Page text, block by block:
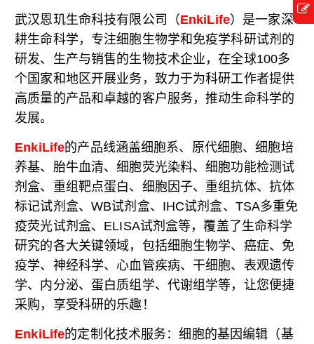
武汉恩玑生命科技有限公司（EnkiLife）是一家深
耕生命科学，专注细胞生物学和免疫学科研试剂的
研发、生产与销售的生物技术企业，在全球100多
个国家和地区开展业务，致力于为科研工作者提供
高质量的产品和卓越的客户服务，推动生命科学的
发展。
EnkiLife的产品线涵盖细胞系、原代细胞、细胞培
养基、胎牛血清、细胞荧光染料、细胞功能检测试
剂盒、重组靶点蛋白、细胞因子、重组抗体、抗体
标记试剂盒、WB试剂盒、IHC试剂盒、TSA多重免
疫荧光试剂盒、ELISA试剂盒等，覆盖了生命科学
研究的各大关键领域，包括细胞生物学、癌症、免
疫学、神经科学、心血管疾病、干细胞、表观遗传
学、内分泌、蛋白质组学、代谢组学等，让您便捷
采购，享受科研的乐趣！
EnkiLife的定制化技术服务：细胞的基因编辑（基